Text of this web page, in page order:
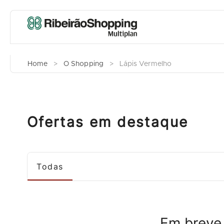
Home > O Shopping > Lápis Vermelho
Ofertas em destaque
Todas